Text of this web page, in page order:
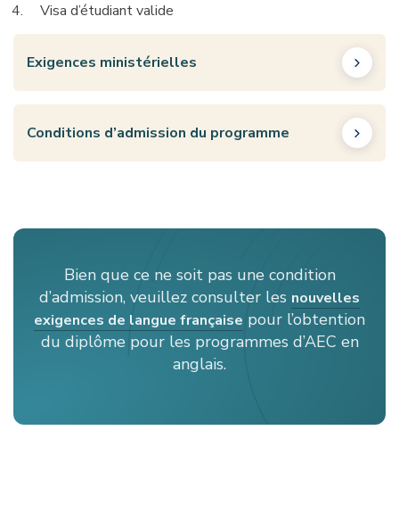
Visa d’étudiant valide
Exigences ministérielles
Conditions d’admission du programme
Bien que ce ne soit pas une condition
d’admission, veuillez consulter les nouvelles
exigences de langue française pour l’obtention
du diplôme pour les programmes d’AEC en
anglais.